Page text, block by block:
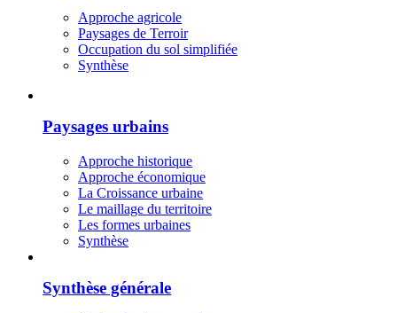
Approche agricole
Paysages de Terroir
Occupation du sol simplifiée
Synthèse
Paysages urbains
Approche historique
Approche économique
La Croissance urbaine
Le maillage du territoire
Les formes urbaines
Synthèse
Synthèse générale